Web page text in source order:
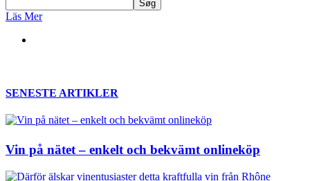
Läs Mer
SENESTE ARTIKLER
Vin på nätet – enkelt och bekvämt onlineköp